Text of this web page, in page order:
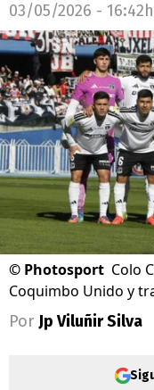
03/05/2026 -
© Photosport Colo
Coquimbo Unido y
Por Jp Viluñir Silva